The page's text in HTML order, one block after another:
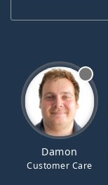
Damon
Customer Care